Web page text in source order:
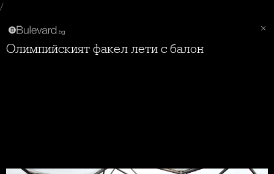
/
Олимпийският факел лети с балон